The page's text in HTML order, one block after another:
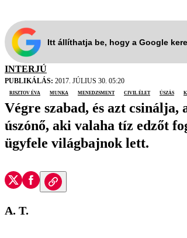
Itt állíthatja be, hogy a Google
INTERJÚ
PUBLIKÁLÁS: 2017. JÚLIUS 30. 05:20
Risztov Éva
munka menedzsment civil élet úszás
Végre szabad, és azt
úszónő, aki valaha tíz edzőt
ügyfele világbajnok lett.
A. T.